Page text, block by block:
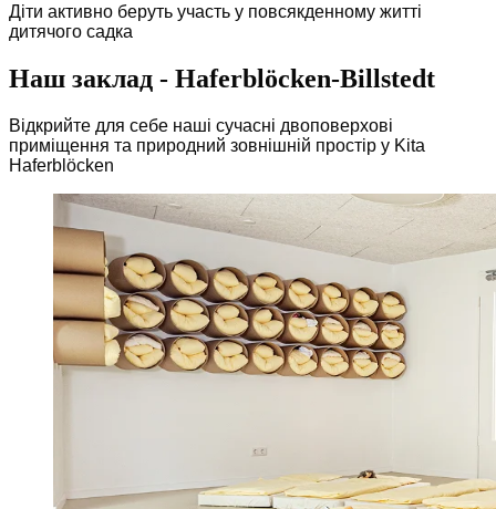
Діти активно беруть участь у повсякденному житті
дитячого садка
Наш заклад - Haferblöcken-Billstedt
Відкрийте для себе наші сучасні двоповерхові
приміщення та природний зовнішній простір у Kita
Haferblöcken